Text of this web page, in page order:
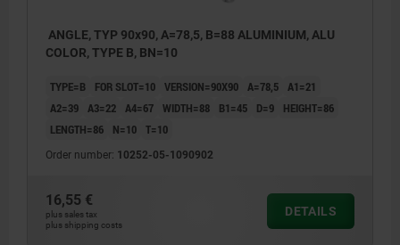
ANGLE, TYP 90x90, A=78,5, B=88 ALUMINIUM, ALU
COLOR, TYPE B, BN=10
TYPE=B FOR SLOT=10 VERSION=90X90 A=78,5 A1=21
A2=39 A3=22 A4=67 WIDTH=88 B1=45 D=9
HEIGHT=86
LENGTH=86
N=10 T=10
Order number: 10252-05-1090902
16,55 €
plus sales tax
plus shipping costs
DETAILS